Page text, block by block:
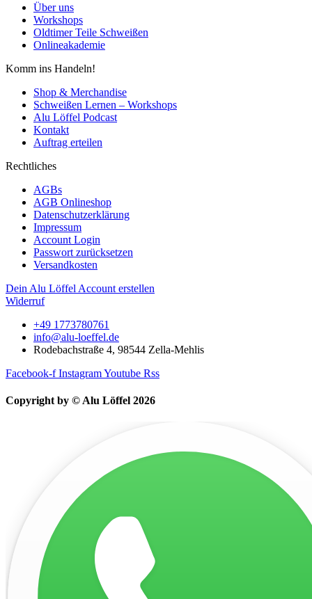
Über uns
Workshops
Oldtimer Teile Schweißen
Onlineakademie
Komm ins Handeln!
Shop & Merchandise
Schweißen Lernen – Workshops
Alu Löffel Podcast
Kontakt
Auftrag erteilen
Rechtliches
AGBs
AGB Onlineshop
Datenschutzerklärung
Impressum
Account Login
Passwort zurücksetzen
Versandkosten
Dein Alu Löffel Account erstellen
Widerruf
+49 1773780761
info@alu-loeffel.de
Rodebachstraße 4, 98544 Zella-Mehlis
Facebook-f InstagramYoutube Rss
Copyright by © Alu Löffel 2026